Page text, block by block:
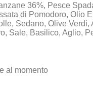
36%, Pesce
di Pomodoro, Olio
Sedano, Olive Verdi,
Sale, Basilico, Aglio,
al momento